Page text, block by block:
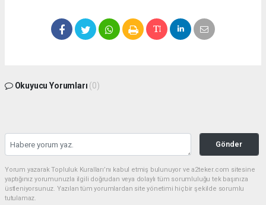
Okuyucu Yorumları (0)
Gönder
Yorum yazarak Topluluk Kuralları’nı kabul etmiş bulunuyor ve a2teker.com sitesine
yaptığınız yorumunuzla ilgili doğrudan veya dolaylı tüm sorumluluğu tek başınıza
üstleniyorsunuz. Yazılan tüm yorumlardan site yönetimi hiçbir şekilde sorumlu
tutulamaz.